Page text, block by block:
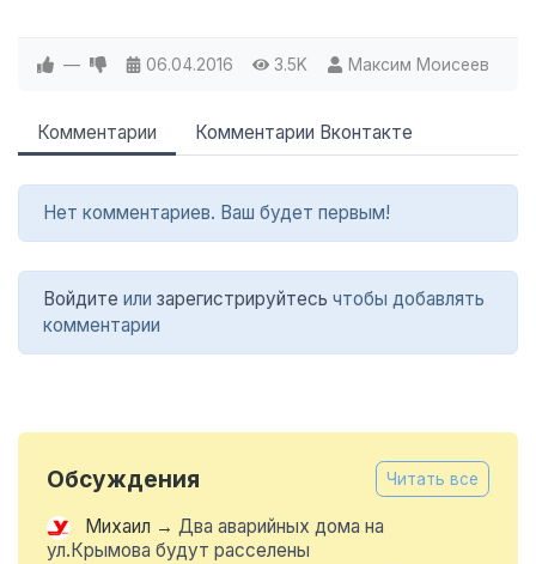
— 06.04.2016 3.5K Максим Моисеев
Комментарии Комментарии Вконтакте
Нет комментариев. Ваш будет первым!
Войдите или зарегистрируйтесь чтобы добавлять
комментарии
Обсуждения Читать все
Михаил → Два аварийных дома на
ул.Крымова будут расселены